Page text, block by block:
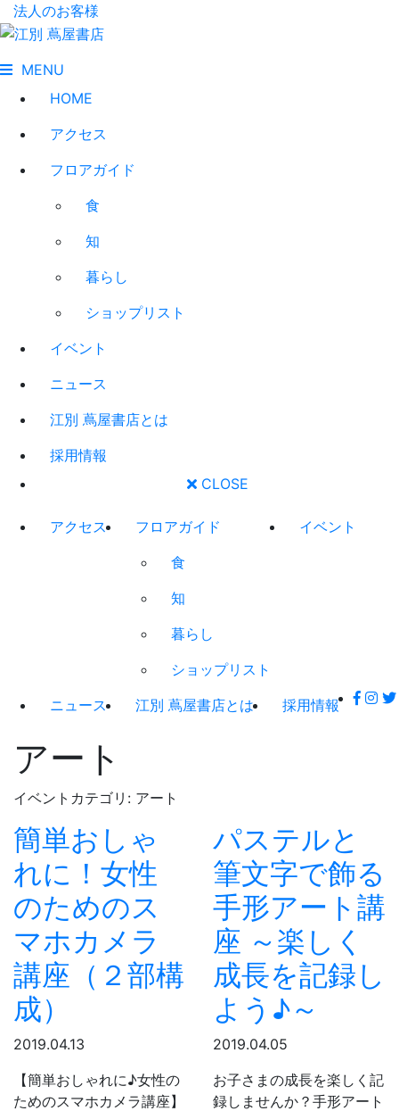
法人のお客様
MENU
HOME
アクセス
フロアガイド
食
知
暮らし
ショップリスト
イベント
ニュース
江別 蔦屋書店とは
採用情報
CLOSE
アクセス
フロアガイド
食
知
暮らし
ショップリスト
イベント
ニュース 江別 蔦屋書店とは 採用情報
アート
イベントカテゴリ: アート
簡単おしゃ
れに！女性
のためのス
マホカメラ
講座（２部構
成）
2019.04.13
【簡単おしゃれに♪女性の
ためのスマホカメラ講座】
パステルと
筆文字で飾る
手形アート講
座 ～楽しく
成長を記録し
よう♪～
2019.04.05
お子さまの成長を楽しく記
録しませんか？手形アート